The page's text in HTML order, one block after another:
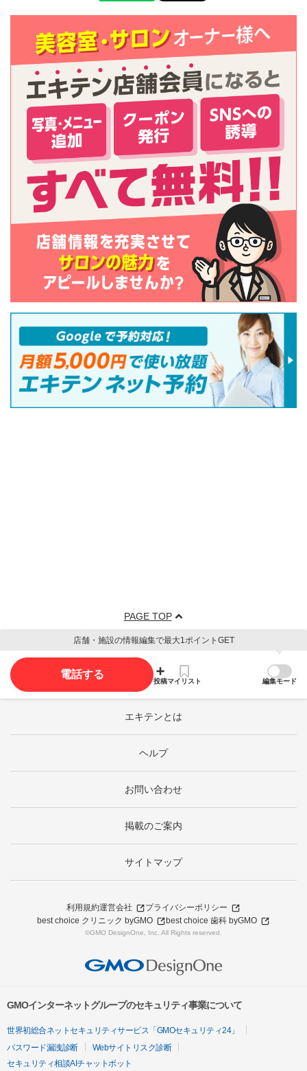
PAGE TOP
店舗・施設の情報編集で最大1ポイントGET
電話する
投稿マイリスト 編集モード
エキテンとは
ヘルプ
お問い合わせ
掲載のご案内
サイトマップ
利用規約運営会社
プライバシーポリシー
best choice クリニック byGMO
best choice 歯科 byGMO
©GMO DesignOne, Inc. All Rights reserved.
GMOインターネットグループのセキュリティ事業について
世界初総合ネットセキュリティサービス「GMOセキュリティ24」
パスワード漏洩診断
Webサイトリスク診断
セキュリティ相談AIチャットボット